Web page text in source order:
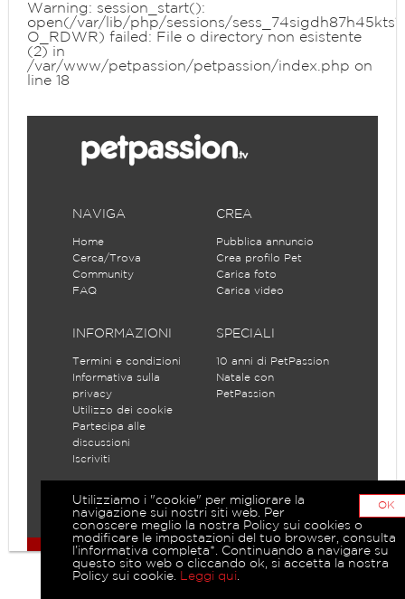
Warning : session_start():
open(/var/lib/php/sessions/
O_RDWR) failed: File o directory non esistente
(2) in
/var/www/petpassion/petpassion/index.php on
line 18
NAVIGA
Home
Cerca/Trova
Community
FAQ
CREA
Pubblica annuncio
Crea profilo Pet
Carica foto
Carica video
INFORMAZIONI
Termini e condizioni
Informativa sulla
privacy
Utilizzo dei cookie
Partecipa alle
discussioni
Iscriviti
SPECIALI
10 anni di PetPassion
Natale con
PetPassion
OK
Utilizziamo i "cookie" per migliorare la
navigazione sui nostri siti web. Per
conoscere meglio la nostra Policy sui cookies o
modificare le impostazioni del tuo browser, consulta
l’informativa completa*. Continuando a navigare su
questo sito web o cliccando ok, si accetta la nostra
Policy sui cookie.
Leggi qui